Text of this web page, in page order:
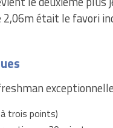
2,06m était le favori
trois points)